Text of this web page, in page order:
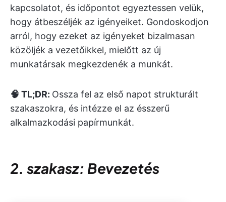
kapcsolatot, és időpontot egyeztessen velük,
hogy átbeszéljék az igényeiket. Gondoskodjon
arról, hogy ezeket az igényeket bizalmasan
közöljék a vezetőikkel, mielőtt az új
munkatársak megkezdenék a munkát.
🧠 TL;DR: Ossza fel az első napot strukturált
szakaszokra, és intézze el az ésszerű
alkalmazkodási papírmunkát.
2. szakasz: Bevezetés